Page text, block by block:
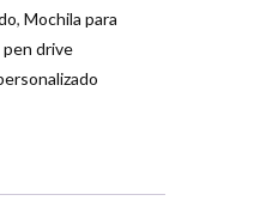
, Mochila para
pen drive